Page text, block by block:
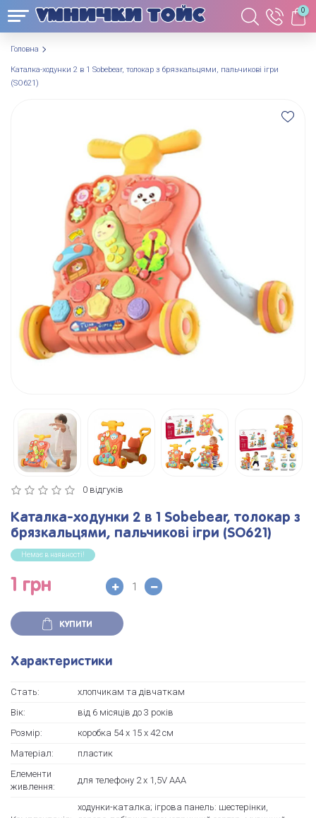
0
Головна
Каталка-ходунки 2 в 1 Sobebear, толокар з брязкальцями, пальчикові ігри
(SO621)
0 відгуків
Каталка-ходунки 2 в 1 Sobebear, толокар з
брязкальцями, пальчикові ігри (SO621)
Немає в наявності!
1 грн
КУПИТИ
Характеристики
Стать:
хлопчикам та дівчаткам
Вік:
від 6 місяців до 3 років
Розмір:
коробка 54 х 15 х 42 см
Матеріал:
пластик
Елементи
живлення:
для телефону 2 x 1,5V AAА
ходунки-каталка; ігрова панель: шестерінки,